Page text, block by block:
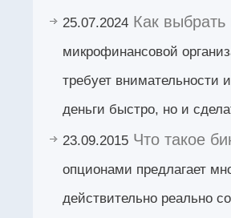
25.07.2024 Как
микрофинансовой
требует внимательности
деньги быстро, но и
23.09.2015 Что такое
опционами предлагает
действительно реально